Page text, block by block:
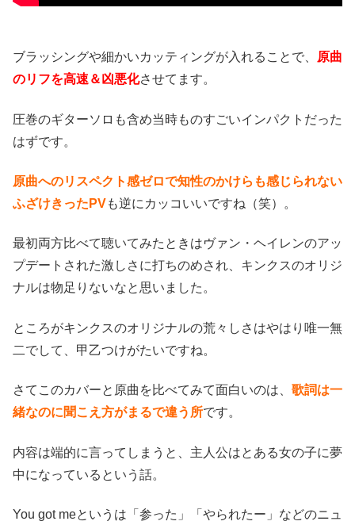
ブラッシングや細かいカッティングが入れることで、
原曲
のリフを高速＆凶悪化させてます。
圧巻のギターソロも含め当時ものすごいインパクトだった
はずです。
原曲へのリスペクト感ゼロで知性のかけらも感じられない
ふざけきったPVも逆にカッコいいですね（笑）。
最初両方比べて聴いてみたときはヴァン・ヘイレンのアッ
プデートされた激しさに打ちのめされ、キンクスのオリジ
ナルは物足りないなと思いました。
ところがキンクスのオリジナルの荒々しさはやはり唯一無
二でして、甲乙つけがたいですね。
さてこのカバーと原曲を比べてみて面白いのは、 歌詞は一
緒なのに聞こえ方がまるで違う所です。
内容は端的に言ってしまうと、主人公はとある女の子に夢
中になっているという話。
You got meというは「参った」「やられたー」などのニュ